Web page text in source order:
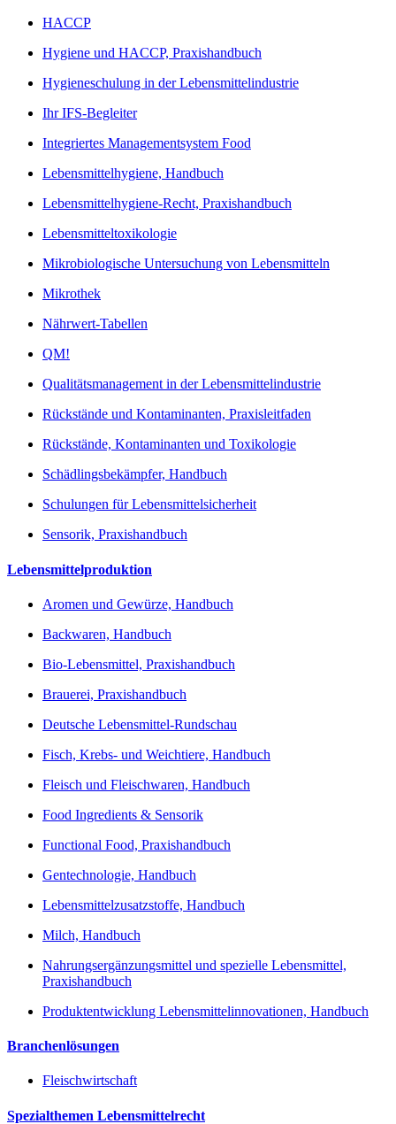
HACCP
Hygiene und HACCP, Praxishandbuch
Hygieneschulung in der Lebensmittelindustrie
Ihr IFS-Begleiter
Integriertes Managementsystem Food
Lebensmittelhygiene, Handbuch
Lebensmittelhygiene-Recht, Praxishandbuch
Lebensmitteltoxikologie
Mikrobiologische Untersuchung von Lebensmitteln
Mikrothek
Nährwert-Tabellen
QM!
Qualitätsmanagement in der Lebensmittelindustrie
Rückstände und Kontaminanten, Praxisleitfaden
Rückstände, Kontaminanten und Toxikologie
Schädlingsbekämpfer, Handbuch
Schulungen für Lebensmittelsicherheit
Sensorik, Praxishandbuch
Lebensmittelproduktion
Aromen und Gewürze, Handbuch
Backwaren, Handbuch
Bio-Lebensmittel, Praxishandbuch
Brauerei, Praxishandbuch
Deutsche Lebensmittel-Rundschau
Fisch, Krebs- und Weichtiere, Handbuch
Fleisch und Fleischwaren, Handbuch
Food Ingredients & Sensorik
Functional Food, Praxishandbuch
Gentechnologie, Handbuch
Lebensmittelzusatzstoffe, Handbuch
Milch, Handbuch
Nahrungsergänzungsmittel und spezielle Lebensmittel,
Praxishandbuch
Produktentwicklung Lebensmittelinnovationen, Handbuch
Branchenlösungen
Fleischwirtschaft
Spezialthemen Lebensmittelrecht